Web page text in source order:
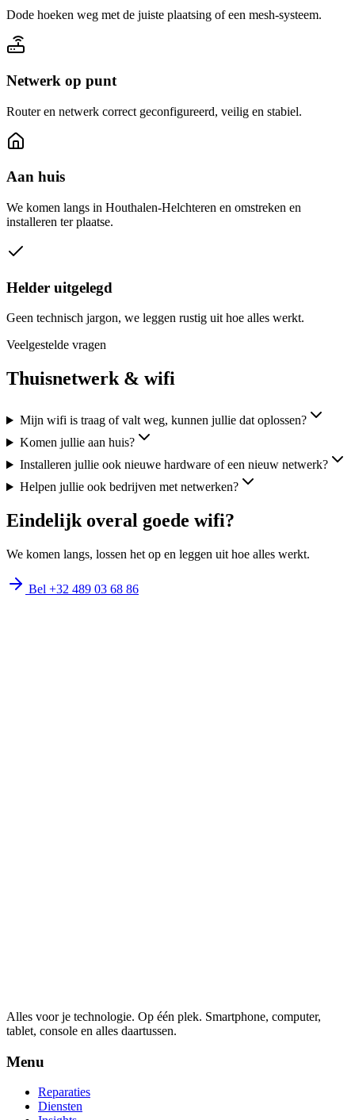
Dode hoeken weg met de juiste plaatsing of een mesh-systeem.
Netwerk op punt
Router en netwerk correct geconfigureerd, veilig en stabiel.
Aan huis
We komen langs in Houthalen-Helchteren en omstreken en
installeren ter plaatse.
Helder uitgelegd
Geen technisch jargon, we leggen rustig uit hoe alles werkt.
Veelgestelde vragen
Thuisnetwerk & wifi
Mijn wifi is traag of valt weg, kunnen jullie dat oplossen?
Komen jullie aan huis?
Installeren jullie ook nieuwe hardware of een nieuw netwerk?
Helpen jullie ook bedrijven met netwerken?
Eindelijk overal goede wifi?
We komen langs, lossen het op en leggen uit hoe alles werkt.
Bel +32 489 03 68 86
Alles voor je technologie. Op één plek. Smartphone, computer,
tablet, console en alles daartussen.
Menu
Reparaties
Diensten